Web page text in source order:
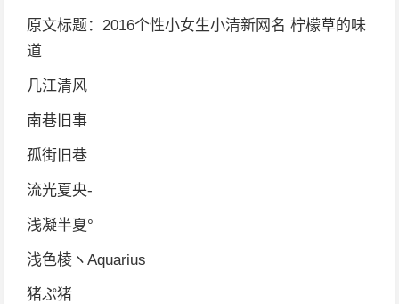
原文标题：2016个性小女生小清新网名 柠檬草的味
道
几江清风
南巷旧事
孤街旧巷
流光夏央-
浅凝半夏°
浅色棱ヽAquarius
猪ぷ猪